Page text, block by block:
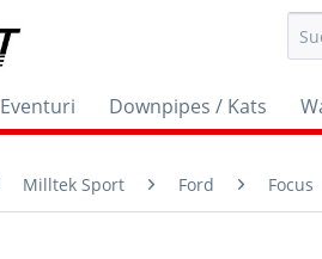
Eventuri Downpipes / Kats
Milltek Sport Ford Focus